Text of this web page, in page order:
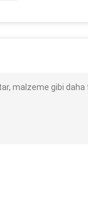
malzeme gibi daha